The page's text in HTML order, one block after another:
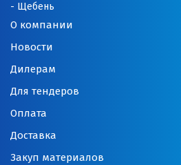
О компании
Новости
Дилерам
Для тендеров
Оплата
Доставка
Закуп материалов
Щебень